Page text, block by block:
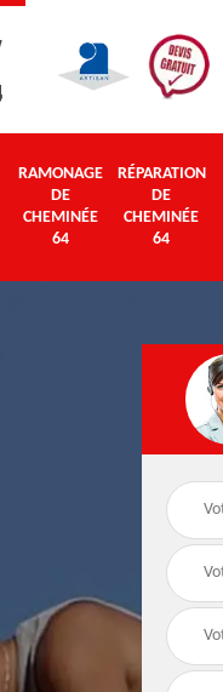
RAMONAGE
DE
CHEMINÉE
64
RÉPARATION
DE
CHEMINÉE
64